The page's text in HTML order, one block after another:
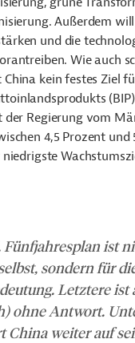
Außerdem
und die
Wie auch
kein festes Ziel
der Regierung vom
4,5 Prozent und
Fünfjahresplan ist
sondern für
Letztere ist
ohne Antwort.
China weiter auf